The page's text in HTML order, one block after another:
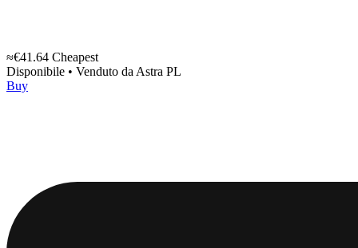
≈€41.64 Cheapest
Disponibile • Venduto da Astra PL
Buy